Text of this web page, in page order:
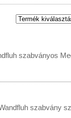
szabványos
szabvány